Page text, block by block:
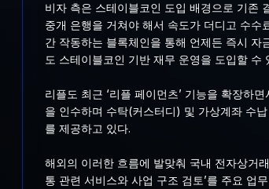
비자 측은 스테이블코인 도입 배경으로 기존
중개 은행을 거쳐야 해서 속도가 더디고 수수
간 작동하는 블록체인을 통해 언제든 즉시 자
도 스테이블코인 기반 재무 운영을 도입할 수
리플도 최근 ‘리플 페이먼츠’ 기능을 확장하
을 인수하며 수탁(커스터디) 및 가상계좌 수
를 제공하고 있다.
해외의 이러한 흐름에 발맞춰 국내 전자상거
통 관련 서비스와 사업 구조 검토’를 주요 업